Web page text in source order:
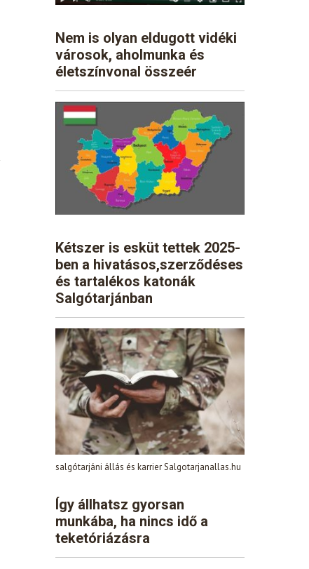
Nem is olyan eldugott vidéki
városok, aholmunka és
életszínvonal összeér
Kétszer is esküt tettek 2025-
ben a hivatásos,szerződéses
és tartalékos katonák
Salgótarjánban
salgótarjáni állás és karrier Salgotarjanallas.hu
Így állhatsz gyorsan
munkába, ha nincs idő a
teketóriázásra